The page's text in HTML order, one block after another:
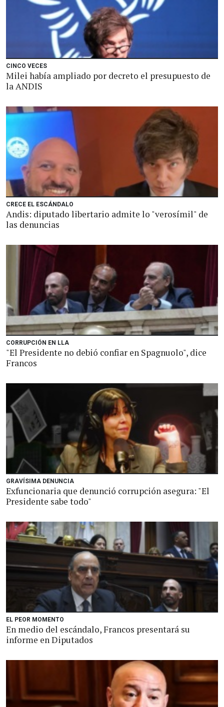
CINCO VECES
Milei había ampliado por decreto el presupuesto de
la ANDIS
CRECE EL ESCÁNDALO
Andis: diputado libertario admite lo "verosímil" de
las denuncias
CORRUPCIÓN EN LLA
"El Presidente no debió confiar en Spagnuolo", dice
Francos
GRAVÍSIMA DENUNCIA
Exfuncionaria que denunció corrupción asegura: "El
Presidente sabe todo"
EL PEOR MOMENTO
En medio del escándalo, Francos presentará su
informe en Diputados